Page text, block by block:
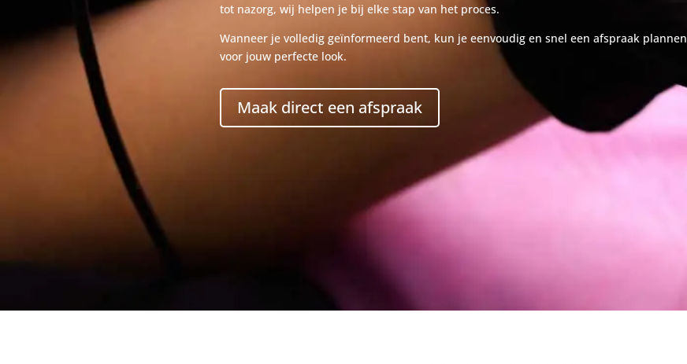
tot nazorg, wij helpen je bij elke stap van het proces.
Wanneer je volledig geïnformeerd bent, kun je eenvoudig en snel een afspraak plannen
voor jouw perfecte look.
Maak direct een afspraak